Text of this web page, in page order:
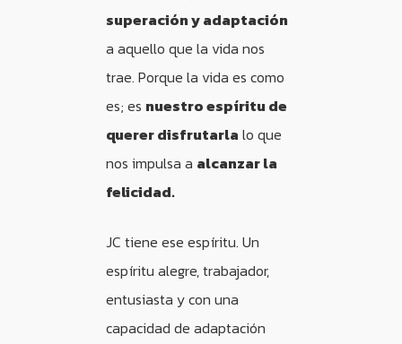
superación y adaptación
a aquello que la vida nos
trae. Porque la vida es como
es; es nuestro espíritu de
querer disfrutarla lo que
nos impulsa a alcanzar la
felicidad.
JC tiene ese espíritu. Un
espíritu alegre, trabajador,
entusiasta y con una
capacidad de adaptación